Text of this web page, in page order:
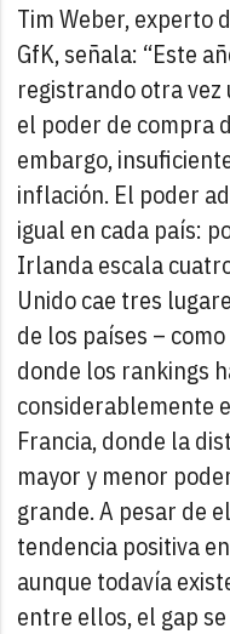
Tim Weber, experto
GfK, señala: “Este
registrando otra
el poder de compra
embargo,
inflación. El poder
igual en cada país:
Irlanda escala
Unido cae tres
de los países –
donde los rankings
considerablemente
Francia, donde la
mayor y menor
grande. A pesar de
tendencia positiva
aunque todavía
entre ellos, el gap